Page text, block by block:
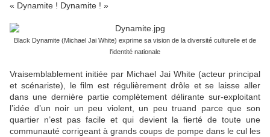
« Dynamite ! Dynamite ! »
Black Dynamite (Michael Jai White) exprime sa vision de la diversité culturelle et de
l'identité nationale
Vraisemblablement initiée par Michael Jai White (acteur principal
et scénariste), le film est régulièrement drôle et se laisse aller
dans une dernière partie complètement délirante sur-exploitant
l’idée d’un noir un peu violent, un peu truand parce que son
quartier n’est pas facile et qui devient la fierté de toute une
communauté corrigeant à grands coups de pompe dans le cul les